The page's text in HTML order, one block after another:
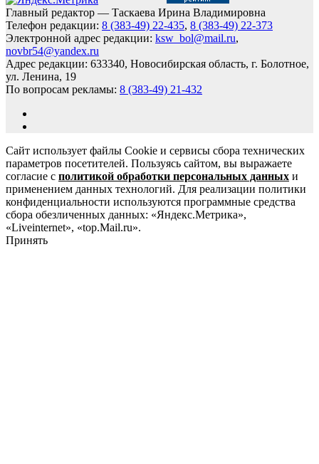
Главный редактор — Таскаева Ирина Владимировна
Телефон редакции: 8 (383-49) 22-435, 8 (383-49) 22-373
Электронной адрес редакции: ksw_bol@mail.ru,
novbr54@yandex.ru
Адрес редакции: 633340, Новосибирская область, г. Болотное,
ул. Ленина, 19
По вопросам рекламы: 8 (383-49) 21-432
Сайт использует файлы Cookie и сервисы сбора технических
параметров посетителей. Пользуясь сайтом, вы выражаете
согласие с политикой обработки персональных данных и
применением данных технологий. Для реализации политики
конфиденциальности используются программные средства
сбора обезличенных данных: «Яндекс.Метрика»,
«Liveinternet», «top.Mail.ru».
Принять